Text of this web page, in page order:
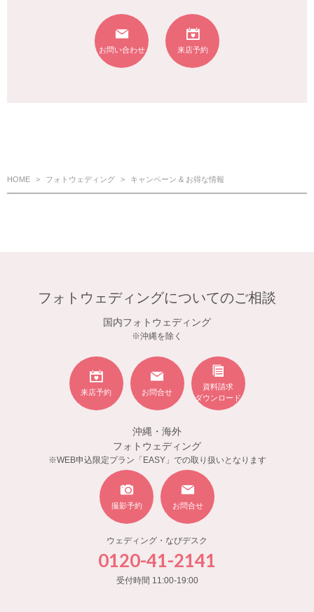
お問い合わせ 来店予約
HOME フォトウェディング キャンペーン & お得な情報
フォトウェディングについてのご相談
国内フォトウェディング
※沖縄を除く
来店予約 お問合せ
資料請求
ダウンロード
沖縄・海外
フォトウェディング
※WEB申込限定プラン「EASY」での取り扱いとなります
撮影予約 お問合せ
ウェディング・なびデスク
0120-41-2141
受付時間 11:00-19:00